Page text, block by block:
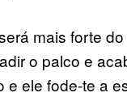
mais forte
o palco e
ele fode-te a